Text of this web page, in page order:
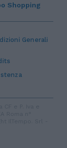
Generali
Shopping